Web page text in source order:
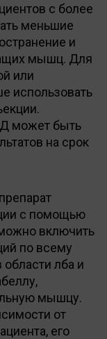
с более
меньшие
и
мышц. Для
или
использовать
может быть
на срок
с помощью
включить
по всему
лба и
мышцу.
от
его